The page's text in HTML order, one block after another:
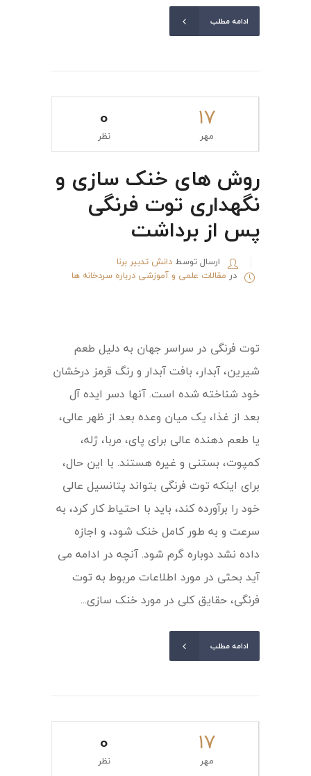
ادامه مطلب
۱۷
مهر
0
نظر
روش های خنک سازی و
نگهداری توت فرنگی
پس از برداشت
ارسال توسط دانش تدبیر برنا
در مقالات علمی و آموزشی درباره سردخانه ها
توت فرنگی در سراسر جهان به دلیل طعم
شیرین، آبدار، بافت آبدار و رنگ قرمز درخشان
خود شناخته شده است. آنها دسر ایده آل
بعد از غذا، یک میان وعده بعد از ظهر عالی،
یا طعم دهنده عالی برای پای، مربا، ژله،
کمپوت، بستنی و غیره هستند. با این حال،
برای اینکه توت فرنگی بتواند پتانسیل عالی
خود را برآورده کند، باید با احتیاط کار کرد، به
سرعت و به طور کامل خنک شود، و اجازه
داده نشد دوباره گرم شود. آنچه در ادامه می
آید بحثی در مورد اطلاعات مربوط به توت
فرنگی، حقایق کلی در مورد خنک سازی...
ادامه مطلب
۱۷
مهر
0
نظر